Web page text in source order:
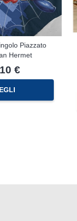
Piazzato
Hermet
€